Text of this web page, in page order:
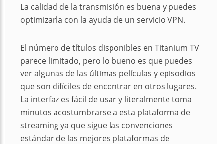
La calidad de la transmisión es buena y puedes
optimizarla con la ayuda de un servicio VPN.
El número de títulos disponibles en Titanium TV
parece limitado, pero lo bueno es que puedes
ver algunas de las últimas películas y episodios
que son difíciles de encontrar en otros lugares.
La interfaz es fácil de usar y literalmente toma
minutos acostumbrarse a esta plataforma de
streaming ya que sigue las convenciones
estándar de las mejores plataformas de